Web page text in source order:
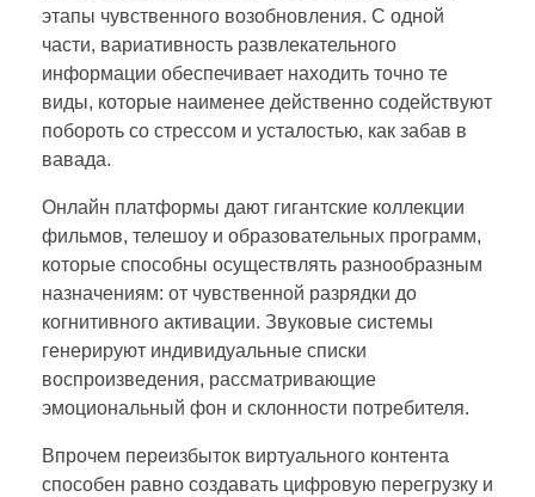
этапы чувственного возобновления. С одной
части, вариативность развлекательного
информации обеспечивает находить точно те
виды, которые наименее действенно содействуют
побороть со стрессом и усталостью, как забав в
вавада.
Онлайн платформы дают гигантские коллекции
фильмов, телешоу и образовательных программ,
которые способны осуществлять разнообразным
назначениям: от чувственной разрядки до
когнитивного активации. Звуковые системы
генерируют индивидуальные списки
воспроизведения, рассматривающие
эмоциональный фон и склонности потребителя.
Впрочем переизбыток виртуального контента
способен равно создавать цифровую перегрузку и